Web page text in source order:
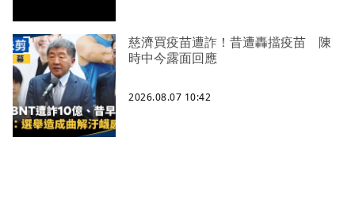
慈濟買疫苗遭詐！昔遭轟擋疫苗 陳
時中今露面回應
2026.08.07 10:42